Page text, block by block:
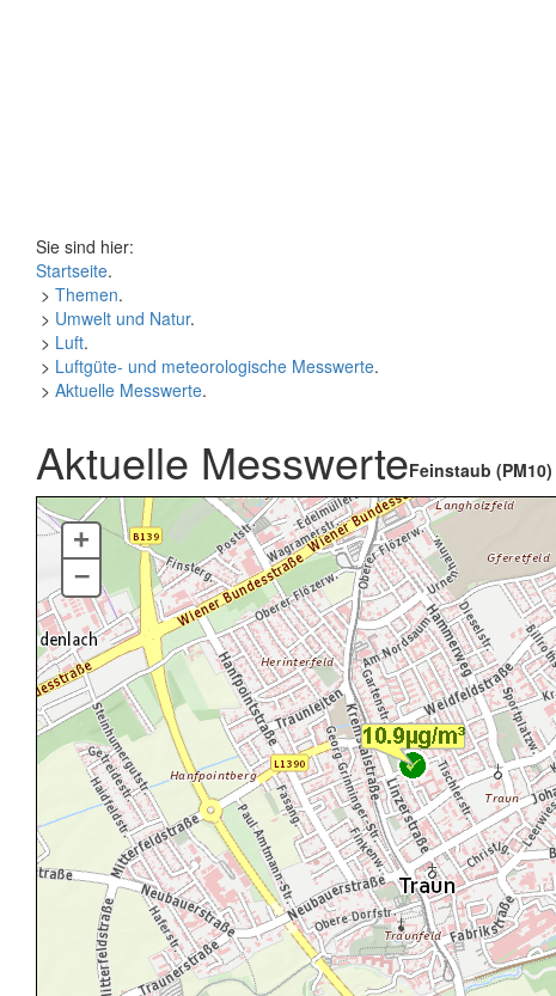
Sie sind hier:
Startseite.
> Themen.
> Umwelt und Natur.
> Luft.
> Luftgüte- und meteorologische Messwerte.
> Aktuelle Messwerte.
Aktuelle MesswerteFeinstaub (PM10)
+
–